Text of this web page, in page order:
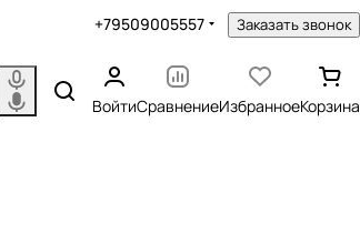
+79509005557 Заказать звонок
ВойтиСравнениеИзбранноеКорзина